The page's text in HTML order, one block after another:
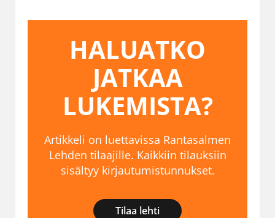
HALUATKO
JATKAA
LUKEMISTA?
Artikkeli on luettavissa Rantasalmen
Lehden tilaajille. Kaikkiin tilauksiin
sisältyy kirjautumistunnukset.
Tilaa lehti